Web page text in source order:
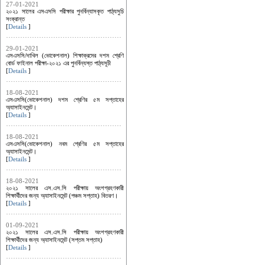
27-01-2021
২০২১ সালের এসএসসি পরীক্ষার পুনর্বিন্যাসকৃত পাঠ্যসুচি
সংক্রান্ত
[Details ]
29-01-2021
এসএসসি/দাখিল (ভোকেশনাল) শিক্ষাক্রমের দশম শ্রেণি
বোর্ড ফাইনাল পরীক্ষা-২০২১ এর পুনর্বিন্যস্ত পাঠ্যসূচী
[Details ]
18-08-2021
এসএসসি(ভোকেশনাল) দশম শ্রেণির ৫ম সপ্তাহের
অ্যাসাইনমেন্ট।
[Details ]
18-08-2021
এসএসসি(ভোকেশনাল) নবম শ্রেণির ৫ম সপ্তাহের
অ্যাসাইনমেন্ট।
[Details ]
18-08-2021
২০২১ সালের এস.এস.সি পরীক্ষায় অংশগ্রহণকারী
শিক্ষার্থীদের জন্য অ্যাসাইনমেন্ট (পঞ্চম সপ্তাহ) বিতরণ।
[Details ]
01-09-2021
২০২১ সালের এস.এস.সি পরীক্ষায় অংশগ্রহণকারী
শিক্ষার্থীদের জন্য অ্যাসাইনমেন্ট (সপ্তম সপ্তাহ)
[Details ]